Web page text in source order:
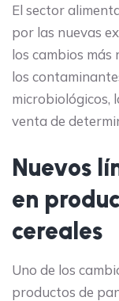
El sector
por las nuevas
los cambios más
los
microbiológicos,
venta de
Nuevos
en
cereales
Uno de los
productos de